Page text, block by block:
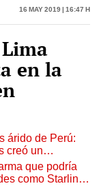
16 May 2019 | 16:47 h
en la
árido de Perú:
creó un
que podría
como Starlink